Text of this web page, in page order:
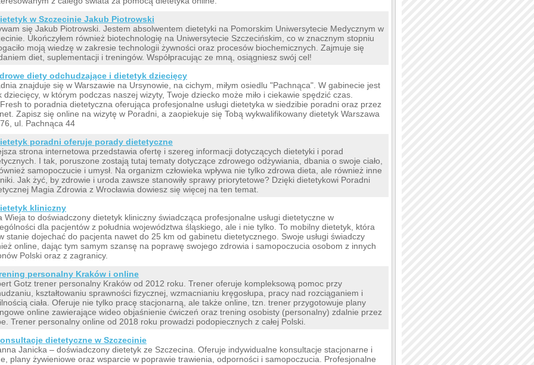
w Szczecinie Jakub Piotrowski
się Jakub Piotrowski. Jestem absolwentem dietetyki na Pomorskim Uniwersytecie Medycznym w
Ukończyłem również biotechnologię na Uniwersytecie Szczecińskim, co w znacznym stopniu
moją wiedzę w zakresie technologii żywności oraz procesów biochemicznych. Zajmuje się
diet, suplementacji i treningów. Współpracując ze mną, osiągniesz swój cel!
diety odchudzające i dietetyk dziecięcy
znajduje się w Warszawie na Ursynowie, na cichym, miłym osiedlu "Pachnąca". W gabinecie jest
dziecięcy, w którym podczas naszej wizyty, Twoje dziecko może miło i ciekawie spędzić czas.
to poradnia dietetyczna oferująca profesjonalne usługi dietetyka w siedzibie poradni oraz przez
Zapisz się online na wizytę w Poradni, a zaopiekuje się Tobą wykwalifikowany dietetyk Warszawa
ul. Pachnąca 44
poradni oferuje porady dietetyczne
strona internetowa przedstawia ofertę i szereg informacji dotyczących dietetyki i porad
I tak, poruszone zostają tutaj tematy dotyczące zdrowego odżywiania, dbania o swoje ciało,
samopoczucie i umysł. Na organizm człowieka wpływa nie tylko zdrowa dieta, ale również inne
Jak żyć, by zdrowie i uroda zawsze stanowiły sprawy priorytetowe? Dzięki dietetykowi Poradni
Magia Zdrowia z Wrocławia dowiesz się więcej na ten temat.
kliniczny
Wieja to doświadczony dietetyk kliniczny świadcząca profesjonalne usługi dietetyczne w
dla pacjentów z południa województwa śląskiego, ale i nie tylko. To mobilny dietetyk, która
stanie dojechać do pacjenta nawet do 25 km od gabinetu dietetycznego. Swoje usługi świadczy
online, dając tym samym szansę na poprawę swojego zdrowia i samopoczucia osobom z innych
Polski oraz z zagranicy.
personalny Kraków i online
Gotz trener personalny Kraków od 2012 roku. Trener oferuje kompleksową pomoc przy
kształtowaniu sprawności fizycznej, wzmacnianiu kręgosłupa, pracy nad rozciąganiem i
ciała. Oferuje nie tylko pracę stacjonarną, ale także online, tzn. trener przygotowuje plany
online zawierające wideo objaśnienie ćwiczeń oraz trening osobisty (personalny) zdalnie przez
Trener personalny online od 2018 roku prowadzi podopiecznych z całej Polski.
dietetyczne w Szczecinie
Janicka – doświadczony dietetyk ze Szczecina. Oferuje indywidualne konsultacje stacjonarne i
plany żywieniowe oraz wsparcie w poprawie trawienia, odporności i samopoczucia. Profesjonalne